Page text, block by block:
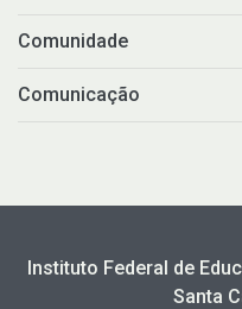
Comunidade
Comunicação
Instituto Federal de
Santa